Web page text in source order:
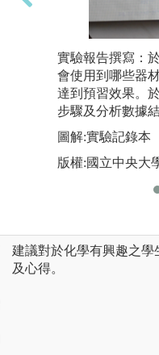
本系鼓勵學生以不增加(
的前提下，依自身的學
專長學系之核心課程模
域彈性學分，加深學習
長。運用校內資源，選
縮短學習時間。
實驗報告撰寫：
會使用到哪些器
達到預習效果。
步驟及分析數據
圖解:實驗記錄本
版權:國立中央大
建議對於化學有興趣之
及心得。